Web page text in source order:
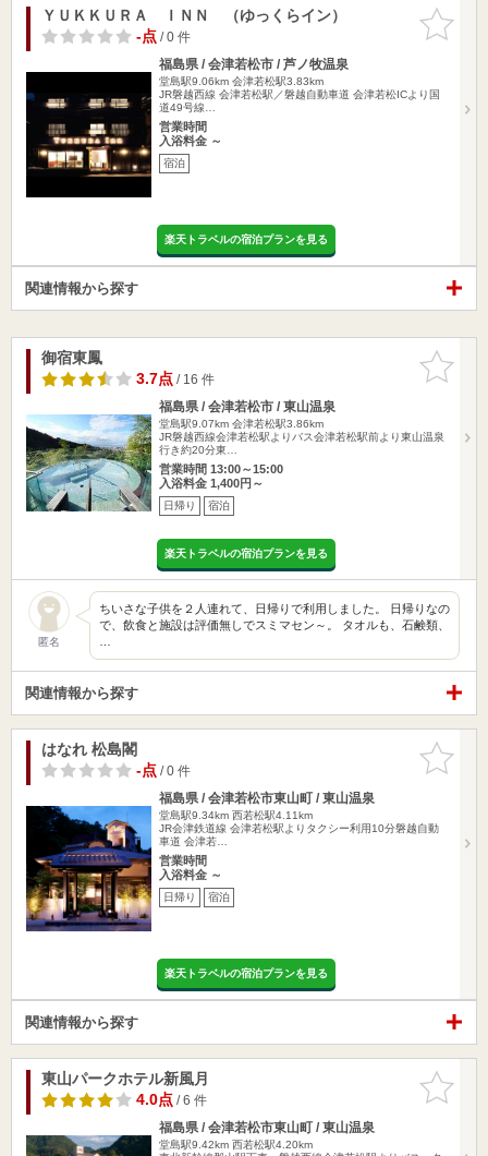
お気に入
りに追加
ＹＵＫＫＵＲＡ ＩＮＮ （ゆっくらイン）
-点/ 0 件
福島県 / 会津若松市 / 芦ノ牧温泉
堂島駅9.06km 会津若松駅3.83km
JR磐越西線 会津若松駅／磐越自動車道 会津若松ICより国
道49号線…
営業時間
入浴料金 ～
宿泊
楽天トラベルの宿泊プランを見る
関連情報から探す
お気に入
りに追加
御宿東鳳
3.7点/ 16 件
福島県 / 会津若松市 / 東山温泉
堂島駅9.07km 会津若松駅3.86km
JR磐越西線会津若松駅よりバス会津若松駅前より東山温泉
行き約20分東…
営業時間 13:00～15:00
入浴料金 1,400円～
日帰り 宿泊
楽天トラベルの宿泊プランを見る
匿名
ちいさな子供を２人連れて、日帰りで利用しました。 日帰りなの
で、飲食と施設は評価無しでスミマセン～。 タオルも、石鹸類、
関連情報から探す
お気に入
りに追加
はなれ 松島閣
-点/ 0 件
福島県 / 会津若松市東山町 / 東山温泉
堂島駅9.34km 西若松駅4.11km
JR会津鉄道線 会津若松駅よりタクシー利用10分磐越自動
車道 会津若…
営業時間
入浴料金 ～
日帰り 宿泊
楽天トラベルの宿泊プランを見る
関連情報から探す
お気に入
りに追加
東山パークホテル新風月
4.0点/ 6 件
福島県 / 会津若松市東山町 / 東山温泉
堂島駅9.42km 西若松駅4.20km